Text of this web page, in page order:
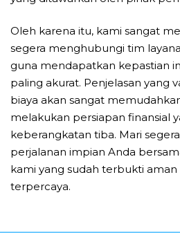
Oleh karena itu, kami sangat
segera menghubungi tim
guna mendapatkan kepastian
paling akurat. Penjelasan yang
biaya akan sangat
melakukan persiapan finansial
keberangkatan tiba. Mari
perjalanan impian Anda
kami yang sudah terbukti aman
terpercaya.